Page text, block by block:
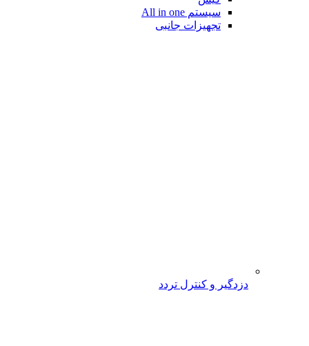
سیستم All in one
تجهیزات جانبی
دزدگیر و کنترل تردد